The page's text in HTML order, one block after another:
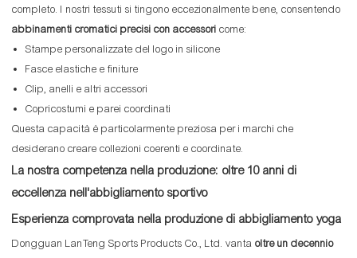
completo. I nostri tessuti si tingono eccezionalmente bene, consentendo
abbinamenti cromatici precisi con accessori come:
Stampe personalizzate del logo in silicone
Fasce elastiche e finiture
Clip, anelli e altri accessori
Copricostumi e parei coordinati
Questa capacità è particolarmente preziosa per i marchi che
desiderano creare collezioni coerenti e coordinate.
La nostra competenza nella produzione: oltre 10 anni di
eccellenza nell'abbigliamento sportivo
Esperienza comprovata nella produzione di abbigliamento yoga
Dongguan LanTeng Sports Products Co., Ltd. vanta oltre un decennio